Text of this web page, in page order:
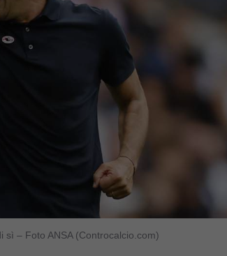
– Foto ANSA (Controcalcio.com)